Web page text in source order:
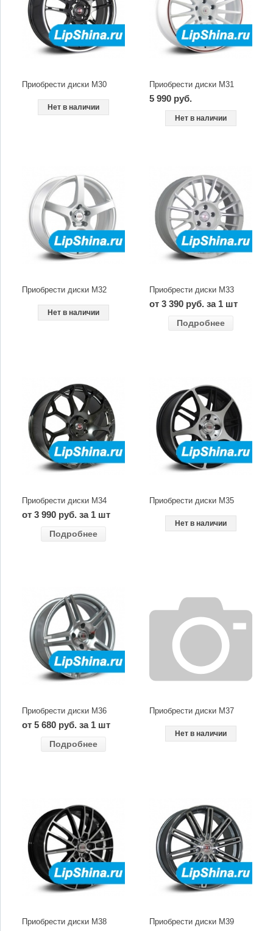
Приобрести диски M30
Нет в наличии
Приобрести диски M31
5 990 руб.
Нет в наличии
Приобрести диски M32
Нет в наличии
Приобрести диски M33
от 3 390 руб. за 1 шт
Подробнее
Приобрести диски M34
от 3 990 руб. за 1 шт
Подробнее
Приобрести диски M35
Нет в наличии
Приобрести диски M36
от 5 680 руб. за 1 шт
Подробнее
Приобрести диски M37
Нет в наличии
Приобрести диски M38 Приобрести диски M39